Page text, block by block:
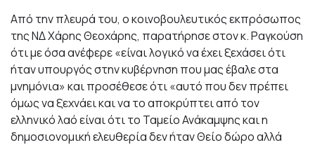
Από την πλευρά του, ο κοινοβουλευτικός εκπρόσωπος
της ΝΔ Χάρης Θεοχάρης, παρατήρησε στον κ. Ραγκούση
ότι με όσα ανέφερε «είναι λογικό να έχει ξεχάσει ότι
ήταν υπουργός στην κυβέρνηση που μας έβαλε στα
μνημόνια» και προσέθεσε ότι «αυτό που δεν πρέπει
όμως να ξεχνάει και να το αποκρύπτει από τον
ελληνικό λαό είναι ότι το Ταμείο Ανάκαμψης και η
δημοσιονομική ελευθερία δεν ήταν Θείο δώρο αλλά